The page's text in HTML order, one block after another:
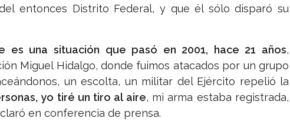
entonces Distrito Federal, y que él sólo disparó su
es una situación que pasó en 2001, hace 21 años,
Miguel Hidalgo, donde fuimos atacados por un grupo
un escolta, un militar del Ejército repelió la
yo tiré un tiro al aire, mi arma estaba registrada,
en conferencia de prensa.